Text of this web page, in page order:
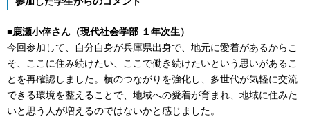
■鹿瀬小倖さん（現代社会学部 １年次生）
今回参加して、自分自身が兵庫県出身で、地元に愛着があるからこ
そ、ここに住み続けたい、ここで働き続けたいという思いがあるこ
とを再確認しました。横のつながりを強化し、多世代が気軽に交流
できる環境を整えることで、地域への愛着が育まれ、地域に住みた
いと思う人が増えるのではないかと感じました。